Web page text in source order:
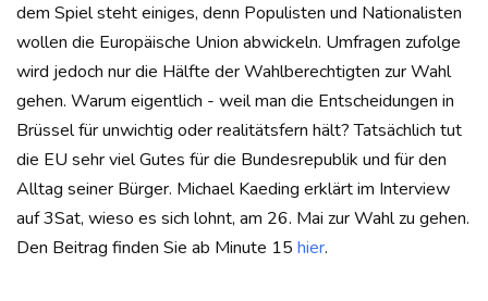
dem Spiel steht einiges, denn Populisten und Nationalisten
wollen die Europäische Union abwickeln. Umfragen zufolge
wird jedoch nur die Hälfte der Wahlberechtigten zur Wahl
gehen. Warum eigentlich - weil man die Entscheidungen in
Brüssel für unwichtig oder realitätsfern hält? Tatsächlich tut
die EU sehr viel Gutes für die Bundesrepublik und für den
Alltag seiner Bürger. Michael Kaeding erklärt im Interview
auf 3Sat, wieso es sich lohnt, am 26. Mai zur Wahl zu gehen.
Den Beitrag finden Sie ab Minute 15 hier.